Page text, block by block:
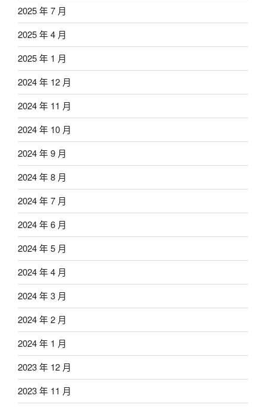
2025 年 7 月
2025 年 4 月
2025 年 1 月
2024 年 12 月
2024 年 11 月
2024 年 10 月
2024 年 9 月
2024 年 8 月
2024 年 7 月
2024 年 6 月
2024 年 5 月
2024 年 4 月
2024 年 3 月
2024 年 2 月
2024 年 1 月
2023 年 12 月
2023 年 11 月